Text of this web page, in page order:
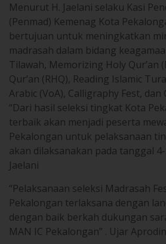
Menurut H. Jaelani selaku Kasi
(Penmad) Kemenag Kota
bertujuan untuk meningkatkan
madrasah dalam bidang
Tilawah, Memorizing Holy Qur’an
Qur’an (RHQ), Reading Islamic
Arabic (VoA), Calligraphy Fest, dan
“Dari hasil seleksi tingkat Kota
terbaik akan menjadi peserta
Pekalongan untuk pelaksanaan
akan dilaksanakan pada tanggal 4-
Jaelani
“Pelaksanaan seleksi Madrasah
Pekalongan terlaksana dengan
dengan baik berkah dukungan
MAN IC Pekalongan” . Ujar Aprodin